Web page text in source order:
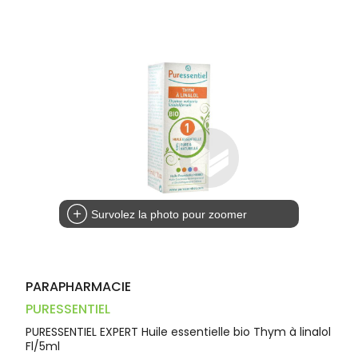
Survolez la photo pour zoomer
PARAPHARMACIE
PURESSENTIEL
PURESSENTIEL EXPERT Huile essentielle bio Thym à linalol
Fl/5ml